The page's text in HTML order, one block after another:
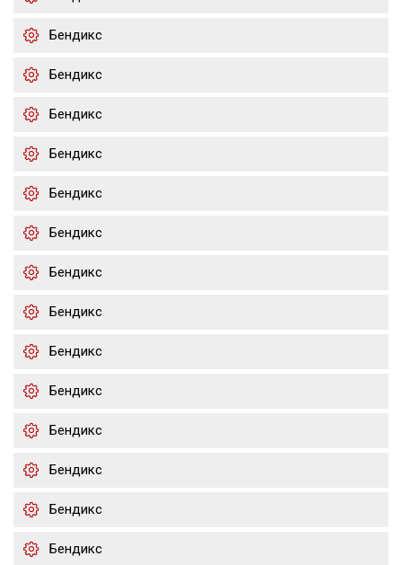
Бендикс
Бендикс
Бендикс
Бендикс
Бендикс
Бендикс
Бендикс
Бендикс
Бендикс
Бендикс
Бендикс
Бендикс
Бендикс
Бендикс